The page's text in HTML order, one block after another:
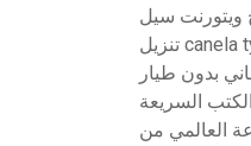
ويتورنت سيل
بدون طيار
السريعة